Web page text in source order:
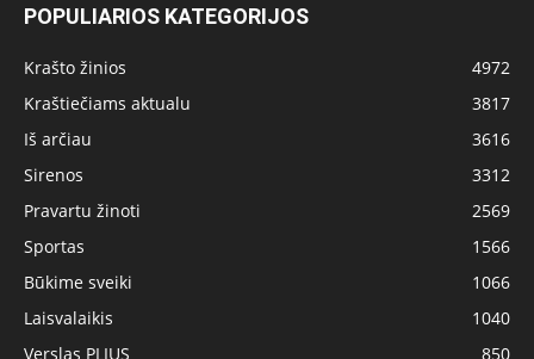
POPULIARIOS KATEGORIJOS
Krašto žinios
4972
Kraštiečiams aktualu
3817
Iš arčiau
3616
Sirenos
3312
Pravartu žinoti
2569
Sportas
1566
Būkime sveiki
1066
Laisvalaikis
1040
Verslas PLIUS
850